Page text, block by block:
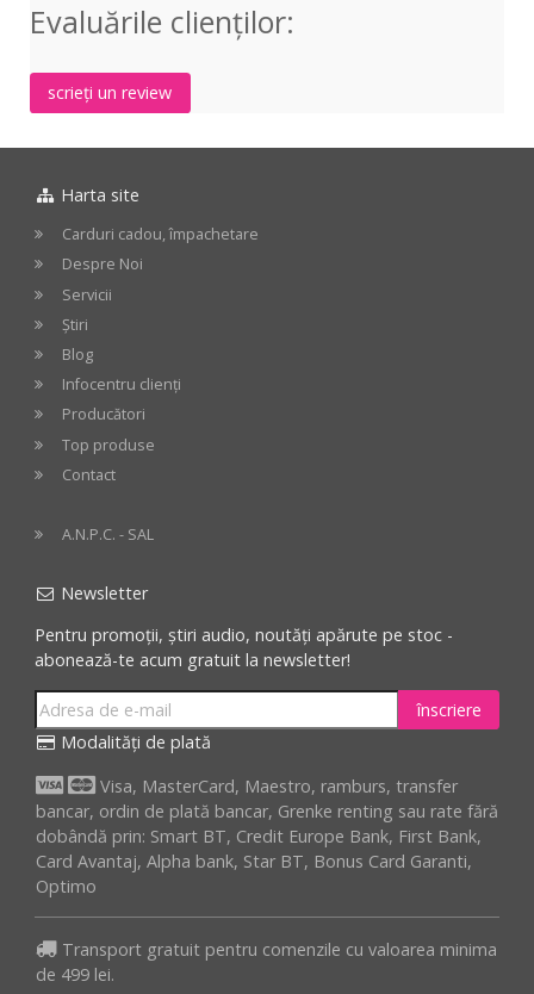
3
straturi
Evaluările clienţilor:
scrieți un review
Harta site
Carduri cadou, împachetare
Despre Noi
Servicii
Știri
Blog
Infocentru clienți
Producători
Top produse
Contact
A.N.P.C. - SAL
Newsletter
Pentru promoții, știri audio, noutăți apărute pe stoc -
abonează-te acum gratuit la newsletter!
înscriere
Modalități de plată
Visa, MasterCard, Maestro, ramburs, transfer
bancar, ordin de plată bancar, Grenke renting sau rate fără
dobândă prin: Smart BT, Credit Europe Bank, First Bank,
Card Avantaj, Alpha bank, Star BT, Bonus Card Garanti,
Optimo
Transport gratuit pentru comenzile cu valoarea minima
de 499 lei.